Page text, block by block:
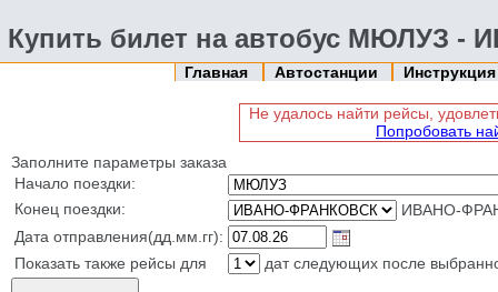
Купить билет на автобус МЮЛУЗ
Главная Автостанции
Не удалось найти рейсы,
Попробовать
Заполните параметры заказа
Начало поездки:
Конец поездки:
ИВАНО-
Дата отправления(дд.мм.гг):
Показать также рейсы для
дат следующих после